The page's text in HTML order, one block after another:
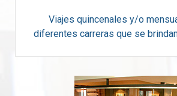
Viajes quincenales y/o
diferentes carreras que se